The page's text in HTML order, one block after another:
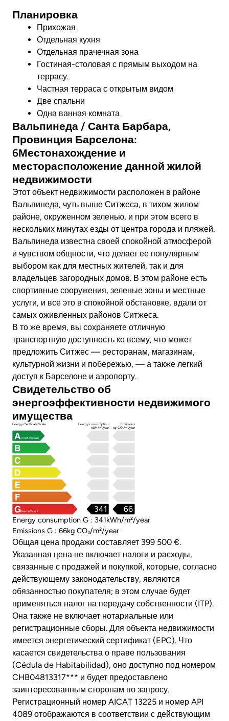
Планировка
Прихожая
Отдельная кухня
Отдельная прачечная зона
Гостиная-столовая с прямым выходом на
террасу.
Частная терраса с открытым видом
Две спальни
Одна ванная комната
Вальпинеда / Санта Барбара,
Провинция Барселона:
6Местонахождение и
месторасположение данной жилой
недвижимости
Этот объект недвижимости расположен в районе
Вальпинеда, чуть выше Ситжеса, в тихом жилом
районе, окруженном зеленью, и при этом всего в
нескольких минутах езды от центра города и пляжей.
Вальпинеда известна своей спокойной атмосферой
и чувством общности, что делает ее популярным
выбором как для местных жителей, так и для
владельцев загородных домов. В этом районе есть
спортивные сооружения, зеленые зоны и местные
услуги, и все это в спокойной обстановке, вдали от
самых оживленных районов Ситжеса.
В то же время, вы сохраняете отличную
транспортную доступность ко всему, что может
предложить Ситжес — ресторанам, магазинам,
культурной жизни и побережью, — а также легкий
доступ к Барселоне и аэропорту.
Свидетельство об
энергоэффективности недвижимого
имущества
Energy Certificate Scale
Energy consumption
kWh/m²/year
Emissions
kg CO₂/m²/year
most efficient
least efficient 66
341
Energy consumption G : 341kWh/m²/year
Emissions G : 66kg CO₂/m²/year
Общая цена продажи составляет 399 500 €.
Указанная цена не включает налоги и расходы,
связанные с продажей и покупкой, которые, согласно
действующему законодательству, являются
обязанностью покупателя; в этом случае будет
применяться налог на передачу собственности (ITP).
Она также не включает нотариальные или
регистрационные сборы. Для объекта недвижимости
имеется энергетический сертификат (EPC). Что
касается свидетельства о праве пользования
(Cédula de Habitabilidad), оно доступно под номером
CHB04813317*** и будет предоставлено
заинтересованным сторонам по запросу.
Регистрационный номер AICAT 13225 и номер API
4089 отображаются в соответствии с действующим